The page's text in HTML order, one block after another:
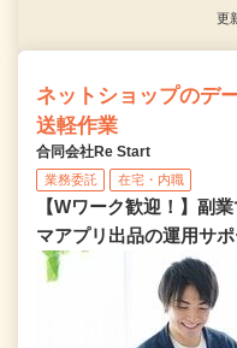
更
ネットショップのデ
送軽作業
合同会社Re Start
業務委託 在宅・内職
【Wワーク歓迎！】副
マアプリ出品の運用サ